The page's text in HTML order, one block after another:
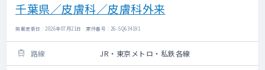
千葉県／皮膚科／皮膚科外来
掲載更新日 : 2026年07月21日 案件番号 : 26-SQ634191
路線 JR・東京メトロ・私鉄各線